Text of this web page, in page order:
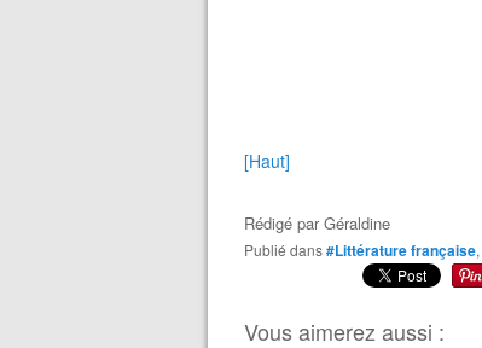
[Haut]
Rédigé parGéraldine
Publié dans#Littérature française,
Vous aimerez aussi :